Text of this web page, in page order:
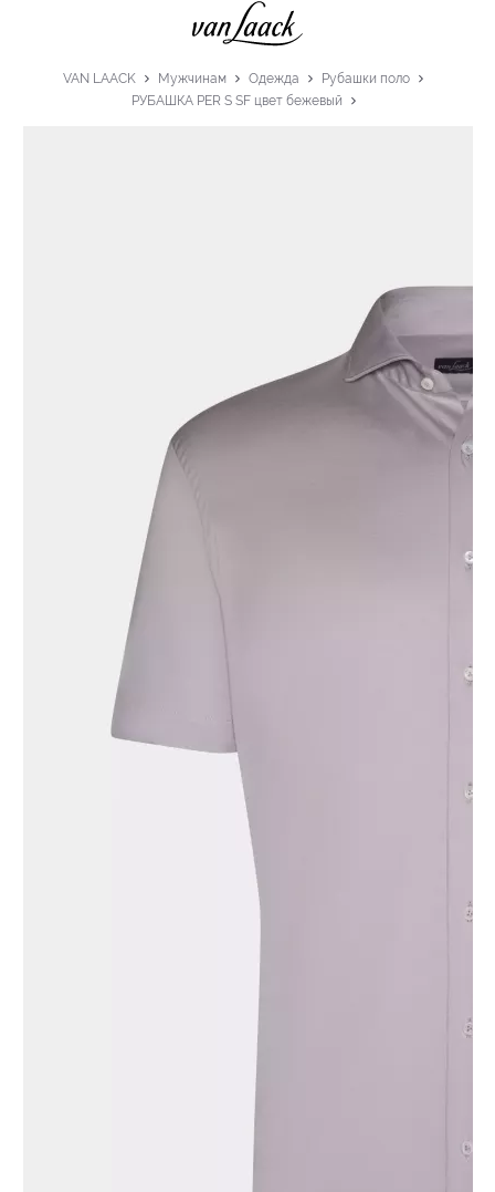
VAN LAACK Мужчинам Одежда
Рубашки поло
РУБАШКА PER S SF цвет бежевый